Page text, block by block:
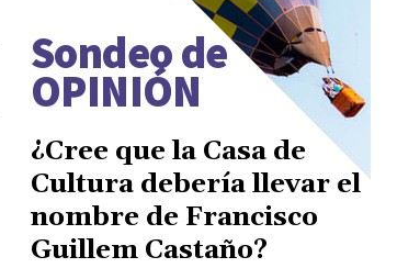
Sondeo de
OPINIÓN
¿Cree que la Casa de
Cultura debería llevar el
nombre de Francisco
Guillem Castaño?